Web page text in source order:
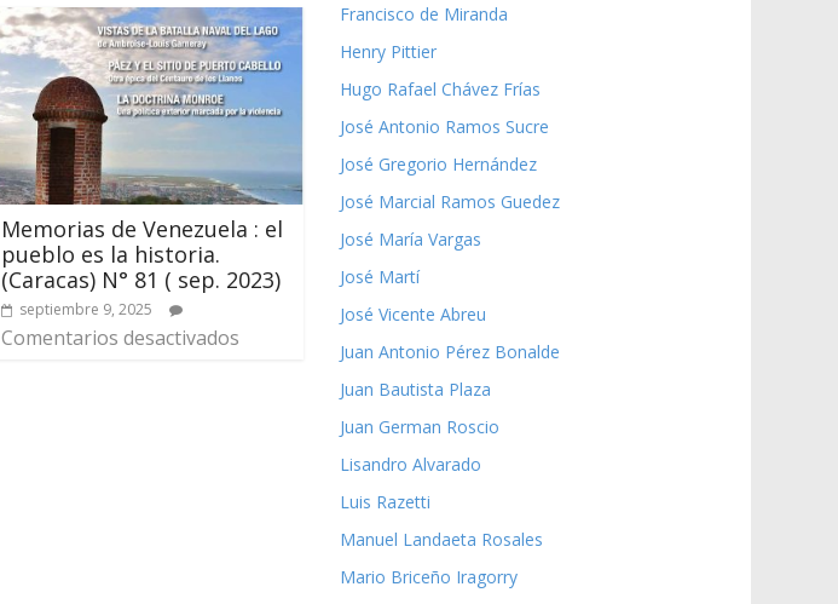
Memorias de Venezuela : el
pueblo es la historia.
(Caracas) N° 81 ( sep. 2023)
septiembre 9, 2025
Comentarios desactivados
Francisco de Miranda
Henry Pittier
Hugo Rafael Chávez Frías
José Antonio Ramos Sucre
José Gregorio Hernández
José Marcial Ramos Guedez
José María Vargas
José Martí
José Vicente Abreu
Juan Antonio Pérez Bonalde
Juan Bautista Plaza
Juan German Roscio
Lisandro Alvarado
Luis Razetti
Manuel Landaeta Rosales
Mario Briceño Iragorry